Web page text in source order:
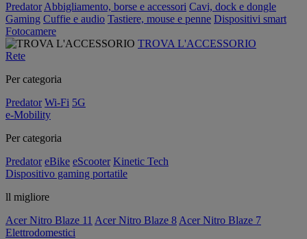
Predator Abbigliamento, borse e accessori Cavi, dock e dongle
Gaming Cuffie e audio Tastiere, mouse e penne Dispositivi smart
Fotocamere
TROVA L'ACCESSORIO
Rete
Per categoria
Predator Wi-Fi 5G
e-Mobility
Per categoria
Predator eBike eScooter Kinetic Tech
Dispositivo gaming portatile
ll migliore
Acer Nitro Blaze 11 Acer Nitro Blaze 8 Acer Nitro Blaze 7
Elettrodomestici